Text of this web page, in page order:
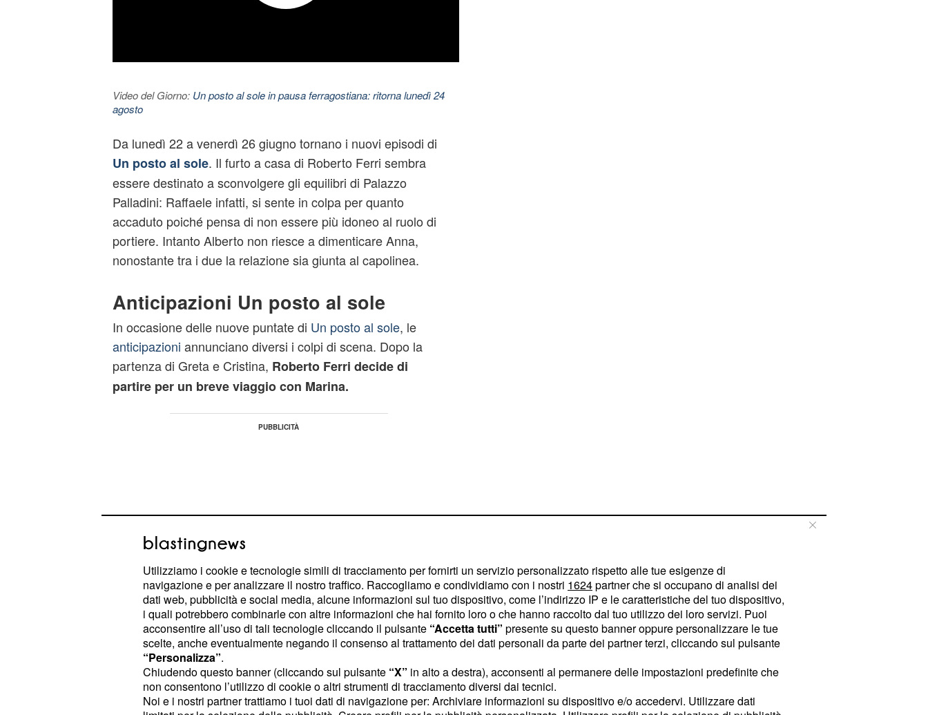
Video del Giorno: Un posto al sole in pausa ferragostiana: ritorna lunedì 24
agosto
Da lunedì 22 a venerdì 26 giugno tornano i nuovi episodi di
Un posto al sole. Il furto a casa di Roberto Ferri sembra
essere destinato a sconvolgere gli equilibri di Palazzo
Palladini: Raffaele infatti, si sente in colpa per quanto
accaduto poiché pensa di non essere più idoneo al ruolo di
portiere. Intanto Alberto non riesce a dimenticare Anna,
nonostante tra i due la relazione sia giunta al capolinea.
Anticipazioni Un posto al sole
In occasione delle nuove puntate di Un posto al sole, le
anticipazioni annunciano diversi i colpi di scena. Dopo la
partenza di Greta e Cristina, Roberto Ferri decide di
partire per un breve viaggio con Marina.
In loro assenza però
furto presso l'abitazione dei Ferrie tale episodio è
destinato a sconvolgere gli equilibri di Palazzo
Utilizziamo i cookie e tecnologie simili di tracciamento per fornirti un servizio personalizzato rispetto alle tue esigenze di
navigazione e per analizzare il nostro traffico. Raccogliamo e condividiamo con i nostri 1624partner che si occupano di analisi dei
dati web, pubblicità e social media, alcune informazioni sul tuo dispositivo, come l’indirizzo IP e le caratteristiche del tuo dispositivo,
i quali potrebbero combinarle con altre informazioni che hai fornito loro o che hanno raccolto dal tuo utilizzo dei loro servizi. Puoi
acconsentire all’uso di tali tecnologie cliccando il pulsante “Accetta tutti” presente su questo banner oppure personalizzare le tue
scelte, anche eventualmente negando il consenso al trattamento dei dati personali da parte dei partner terzi, cliccando sul pulsante
“Personalizza”.
Chiudendo questo banner (cliccando sul pulsante “X” in alto a destra), acconsenti al permanere delle impostazioni predefinite che
non consentono l’utilizzo di cookie o altri strumenti di tracciamento diversi dai tecnici.
Noi e i nostri partner trattiamo i tuoi dati di navigazione per: Archiviare informazioni su dispositivo e/o accedervi. Utilizzare dati